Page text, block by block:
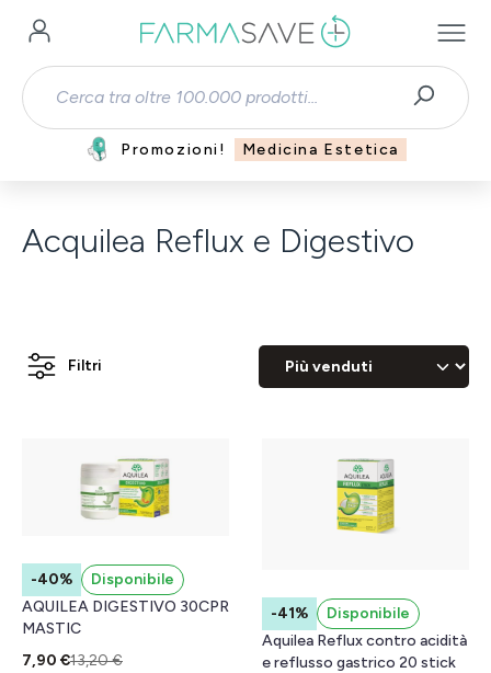
Passa al contenuto principale
Promozioni! Medicina Estetica
Acquilea Reflux e Digestivo
Filtri
-40%
Disponibile
AQUILEA DIGESTIVO 30CPR
MASTIC
7,90 €13,20 €
-41%
Disponibile
Aquilea Reflux contro acidità
e reflusso gastrico 20 stick